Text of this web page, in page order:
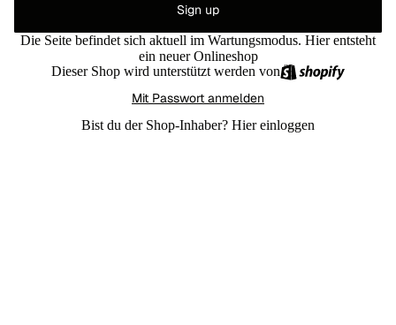
Sign up
Die Seite befindet sich aktuell im Wartungsmodus. Hier entsteht
ein neuer Onlineshop
Dieser Shop wird unterstützt werden von
Mit Passwort anmelden
Bist du der Shop-Inhaber? Hier einloggen